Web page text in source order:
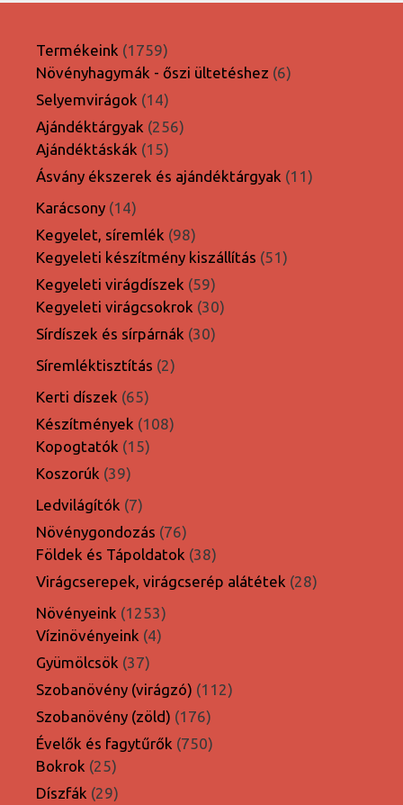
Termékeink 17591759
termék
Növényhagymák - őszi ültetéshez 66
Selyemvirágok 1414
termék
Ajándéktárgyak 256256
Ajándéktáskák 1515
termék
Ásvány ékszerek és ajándéktárgyak 1111
Karácsony 1414
termék
Kegyelet, síremlék 9898
termék
Kegyeleti készítmény kiszállítás 5151
Kegyeleti virágdíszek 5959
termék
Kegyeleti virágcsokrok 3030
Sírdíszek és sírpárnák 3030
Síremléktisztítás 22
Kerti díszek 6565
termék
Készítmények 108108
Kopogtatók 1515
Koszorúk 3939
termék
Ledvilágítók 77
termék
Növénygondozás 7676
termék
Földek és Tápoldatok 3838
termék
Virágcserepek, virágcserép alátétek 2828
Növényeink 12531253
termék
Vízinövényeink 44
Gyümölcsök 3737
termék
Szobanövény (virágzó) 112112
Szobanövény (zöld) 176176
termék
Évelők és fagytűrők 750750
Bokrok 2525
termék
Díszfák 2929